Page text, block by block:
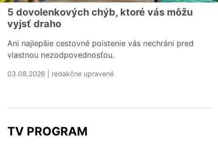
5 dovolenkových chýb, ktoré vás môžu
vyjsť draho
Ani najlepšie cestovné poistenie vás nechráni pred
vlastnou nezodpovednosťou.
03.08.2026 | redakčne upravené
TV PROGRAM